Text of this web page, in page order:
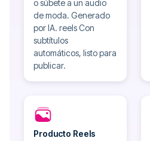
o súbete a un audio
de moda. Generado
por IA. reels Con
subtítulos
automáticos, listo para
publicar.
Producto Reels